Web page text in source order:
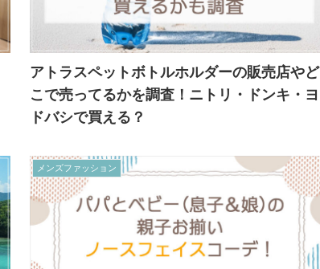
アトラスペットボトルホルダーの販売店やど
こで売ってるかを調査！ニトリ・ドンキ・ヨ
ドバシで買える？
メンズファッション